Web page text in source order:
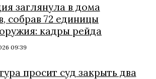
заглянула в дома
собрав 72 единицы
кадры рейда
09:39
просит суд закрыть два